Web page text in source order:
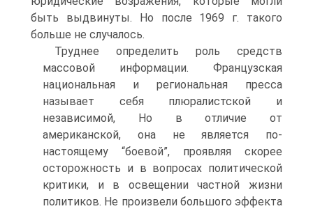
быть выдвинуты. Но после 1969 г. такого
больше не случалось.
Труднее определить роль средств
массовой информации. Французская
национальная и региональная пресса
называет себя плюралистской и
независимой, Но в отличие от
американской, она не является по-
настоящему “боевой”, проявляя скорее
осторожность и в вопросах политической
критики, и в освещении частной жизни
политиков. Не произвели большого эффекта